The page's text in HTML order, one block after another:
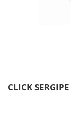
CLICK SERGIPE